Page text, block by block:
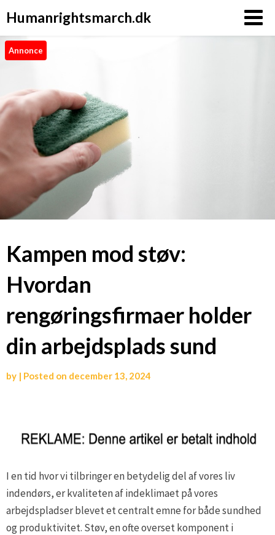
Humanrightsmarch.dk
Annonce
Kampen mod støv:
Hvordan
rengøringsfirmaer holder
din arbejdsplads sund
by | Posted on december 13, 2024
I en tid hvor vi tilbringer en betydelig del af vores liv
indendørs, er kvaliteten af indeklimaet på vores
arbejdspladser blevet et centralt emne for både sundhed
og produktivitet. Støv, en ofte overset komponent i